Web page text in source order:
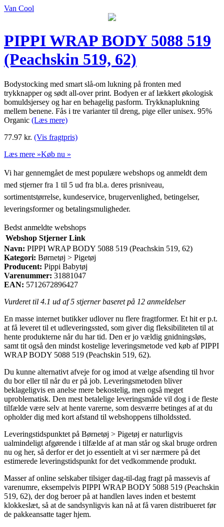
Van Cool
PIPPI WRAP BODY 5088 519
(Peachskin 519, 62)
Bodystocking med smart slå-om lukning på fronten med
trykknapper og sødt all-over print. Bodyen er af lækkert økologisk
bomuldsjersey og har en behagelig pasform. Trykknaplukning
mellem benene. Fås i tre varianter til dreng, pige eller unisex. 95%
Organic (Læs mere)
77.97 kr. (Vis fragtpris)
Læs mere »Køb nu »
Vi har gennemgået de mest populære webshops og anmeldt dem
med stjerner fra 1 til 5 ud fra bl.a. deres prisniveau,
sortimentstørrelse, kundeservice, brugervenlighed, betingelser,
leveringsformer og betalingsmuligheder.
Bedst anmeldte webshops
Webshop Stjerner Link
Navn: PIPPI WRAP BODY 5088 519 (Peachskin 519, 62)
Kategori: Børnetøj > Pigetøj
Producent: Pippi Babytøj
Varenummer: 31881047
EAN: 5712672896427
Vurderet til 4.1 ud af 5 stjerner baseret på 12 anmeldelser
En masse internet butikker udlover nu flere fragtformer. Et hit er p.t.
at få leveret til et udleveringssted, som giver dig fleksibiliteten til at
hente produkterne når du har tid. Den er jo vældig gnidningsløs,
samt tit også den mindst kostelige leveringsmetode ved køb af PIPPI
WRAP BODY 5088 519 (Peachskin 519, 62).
Du kunne alternativt afveje for og imod at vælge afsending til hvor
du bor eller til når du er på job. Leveringsmetoden bliver
beklageligvis en anelse mere bekostelig, men også meget
uproblematisk. Den mest betalelige leveringsmåde vil dog i de fleste
tilfælde være selv at hente varerne, som desværre betinges af at du
opholder dig med kort afstand til webshoppens tilholdssted.
Leveringstidspunktet på Børnetøj > Pigetøj er naturligvis
ualmindeligt afgørende i tilfælde af at man står og skal bruge ordren
nu og her, så derfor er det jo essentielt at vi ser nærmere på det
estimerede leveringstidspunkt for det vedkommende produkt.
Masser af online selskaber tilsiger dag-til-dag fragt på massevis af
varenumre, eksempelvis PIPPI WRAP BODY 5088 519 (Peachskin
519, 62), der dog beroer på at handlen laves inden et bestemt
klokkeslæt, så at de sandsynligvis kan nå at få varen distribueret før
de pakkeansatte tager hjem.